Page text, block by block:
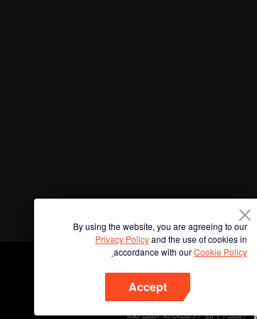
By using the website, you are agreeing to our
Privacy Policyand the use of cookies in
accordance with ourCookie Policy.
Accept
امسح رمز الاستجابة السريعة